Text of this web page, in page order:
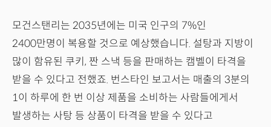
모건스탠리는 2035년에는 미국 인구의 7%인
2400만명이 복용할 것으로 예상했습니다. 설탕과 지방이
많이 함유된 쿠키, 짠 스낵 등을 판매하는 캠벨이 타격을
받을 수 있다고 전했죠. 번스타인 보고서는 매출의 3분의
1이 하루에 한 번 이상 제품을 소비하는 사람들에게서
발생하는 사탕 등 상품이 타격을 받을 수 있다고